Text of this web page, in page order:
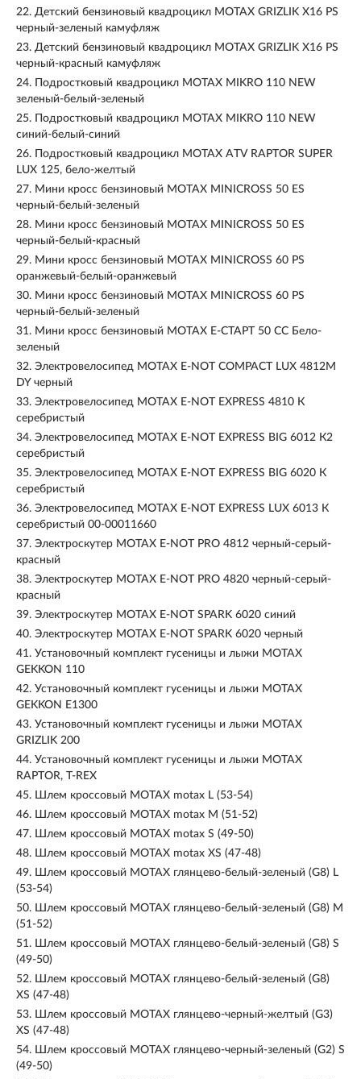
22. Детский бензиновый квадроцикл MOTAX GRIZLIK Х16 PS
черный-зеленый камуфляж
23. Детский бензиновый квадроцикл MOTAX GRIZLIK Х16 PS
черный-красный камуфляж
24.
Подростковый квадроцикл MOTAX MIKRO 110 NEW
зеленый-белый-зеленый
25.
Подростковый квадроцикл MOTAX MIKRO 110 NEW
синий-белый-синий
26.
Подростковый квадроцикл MOTAX ATV RAPTOR SUPER
LUX 125, бело-желтый
27. Мини кросс бензиновый MOTAX MINICROSS 50 ES
черный-белый-зеленый
28. Мини кросс бензиновый MOTAX MINICROSS 50 ES
черный-белый-красный
29. Мини кросс бензиновый MOTAX MINICROSS 60 PS
оранжевый-белый-оранжевый
30. Мини кросс бензиновый MOTAX MINICROSS 60 PS
черный-белый-зеленый
31. Мини кросс бензиновый MOTAX Е-СТАРТ 50 CC Бело-
зеленый
32. Электровелосипед MOTAX E-NOT COMPACT LUX 4812M
DY черный
33. Электровелосипед MOTAX E-NOT EXPRESS 4810 К
серебристый
34. Электровелосипед MOTAX E-NOT EXPRESS BIG 6012 К2
серебристый
35. Электровелосипед MOTAX E-NOT EXPRESS BIG 6020 К
серебристый
36. Электровелосипед MOTAX E-NOT EXPRESS LUX 6013 К
серебристый 00-00011660
37. Электроскутер MOTAX E-NOT PRO 4812 черный-серый-
красный
38. Электроскутер MOTAX E-NOT PRO 4820 черный-серый-
красный
39. Электроскутер MOTAX E-NOT SPARK 6020 синий
40. Электроскутер MOTAX E-NOT SPARK 6020 черный
41. Установочный комплект гусеницы и лыжи MOTAX
GEKKON 110
42. Установочный комплект гусеницы и лыжи MOTAX
GEKKON E1300
43. Установочный комплект гусеницы и лыжи MOTAX
GRIZLIK 200
44. Установочный комплект гусеницы и лыжи MOTAX
RAPTOR, T-REX
45. Шлем кроссовый MOTAX motax L (53-54)
46. Шлем кроссовый MOTAX motax M (51-52)
47. Шлем кроссовый MOTAX motax S (49-50)
48. Шлем кроссовый MOTAX motax XS (47-48)
49. Шлем кроссовый MOTAX глянцево-белый-зеленый (G8) L
(53-54)
50. Шлем кроссовый MOTAX глянцево-белый-зеленый (G8) M
(51-52)
51. Шлем кроссовый MOTAX глянцево-белый-зеленый (G8) S
(49-50)
52. Шлем кроссовый MOTAX глянцево-белый-зеленый (G8)
XS (47-48)
53. Шлем кроссовый MOTAX глянцево-черный-желтый (G3)
XS (47-48)
54. Шлем кроссовый MOTAX глянцево-черный-зеленый (G2) S
(49-50)